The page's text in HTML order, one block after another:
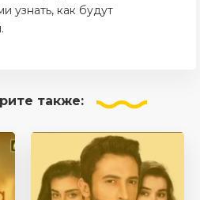
узнать, как будут
также: